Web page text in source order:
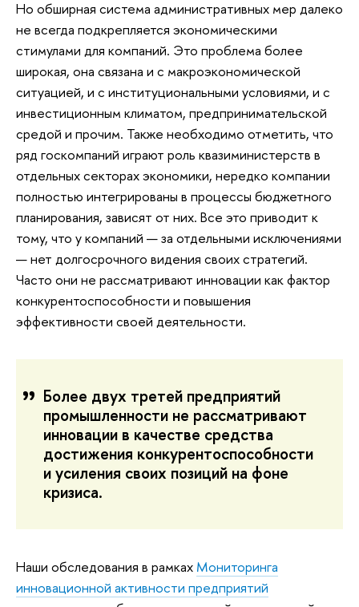
Но обширная система административных мер далеко
не всегда подкрепляется экономическими
стимулами для компаний. Это проблема более
широкая, она связана и с макроэкономической
ситуацией, и с институциональными условиями, и с
инвестиционным климатом, предпринимательской
средой и прочим. Также необходимо отметить, что
ряд госкомпаний играют роль квазиминистерств в
отдельных секторах экономики, нередко компании
полностью интегрированы в процессы бюджетного
планирования, зависят от них. Все это приводит к
тому, что у компаний — за отдельными исключениями
— нет долгосрочного видения своих стратегий.
Часто они не рассматривают инновации как фактор
конкурентоспособности и повышения
эффективности своей деятельности.
Более двух третей предприятий
промышленности не рассматривают
инновации в качестве средства
достижения конкурентоспособности
и усиления своих позиций на фоне
кризиса.
Наши обследования в рамках Мониторинга
инновационной активности предприятий